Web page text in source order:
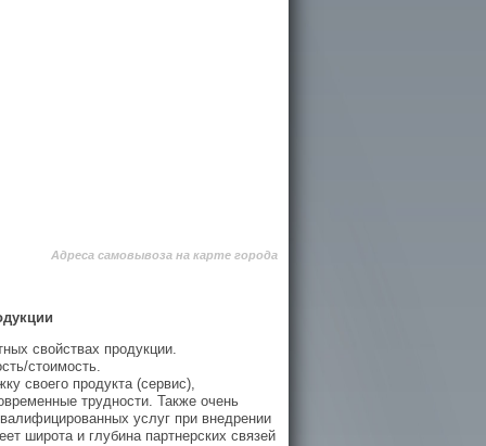
Адреса самовывоза на карте города
свойствах продукции.
стоимость.
своего продукта (сервис),
трудности. Также очень
услуг при внедрении
широта и глубина партнерских связей